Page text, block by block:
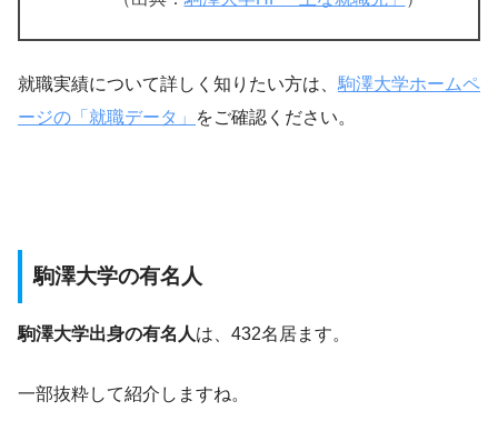
就職実績について詳しく知りたい方は、 駒澤大学ホームペ
ージの「就職データ」
をご確認ください。
駒澤大学の有名人
駒澤大学出身の有名人は、432名居ます。
一部抜粋して紹介しますね。